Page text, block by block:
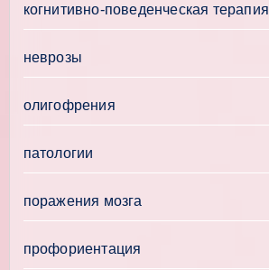
когнитивно-поведенческая терапия
неврозы
олигофрения
патологии
поражения мозга
профориентация